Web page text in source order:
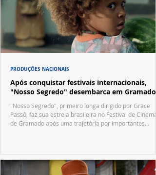
Após conquistar festivais internacionais,
"Nosso Segredo" desembarca em Gramado
"Nosso Segredo", primeiro longa dirigido por Grace
Passô, faz sua estreia brasileira no Festival de Cinema
de Gramado após uma trajetória por importantes
PRODUÇÕES NACIONAIS